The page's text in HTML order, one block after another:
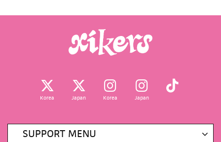
Korea Japan Korea Japan
SUPPORT MENU